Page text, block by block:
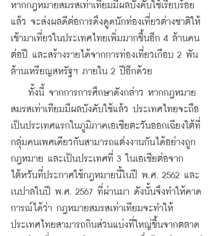
หากกฎหมายสมรสเท่าเทียมมีผลบังคับใช้เรียบร้อย
แล้ว จะส่งผลดีต่อการดึงดูดนักท่องเที่ยวต่างชาติให้
เข้ามาเที่ยวในประเทศไทยเพิ่มมากขึ้นอีก 4 ล้านคน
ต่อปี และสร้างรายได้จากการท่องเที่ยวเกือบ 2 พัน
ล้านเหรียญสหรัฐฯ ภายใน 2 ปีอีกด้วย
ทั้งนี้ จากการการศึกษาดังกล่าว หากกฎหมาย
สมรสเท่าเทียมมีผลบังคับใช้แล้ว ประเทศไทยจะถือ
เป็นประเทศแรกในภูมิภาคเอเชียตะวันออกเฉียงใต้ที่
กลุ่มคนเพศเดียวกันสามารถแต่งงานกันได้อย่างถูก
กฎหมาย และเป็นประเทศที่ 3 ในเอเชียต่อจาก
ไต้หวันที่ประกาศใช้กฎหมายนี้ในปี พ.ศ. 2562 และ
เนปาลในปี พ.ศ. 2567 ที่ผ่านมา ดังนั้นจึงทำให้คาด
การณ์ได้ว่า กฎหมายสมรสเท่าเทียมจะทำให้
ประเทศไทยสามารถกินส่วนแบ่งที่ใหญ่ขึ้นจากตลาด